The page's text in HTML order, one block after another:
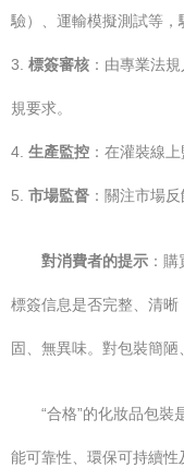
驗）、運輸模擬測試等，
3. 標簽審核 ：由專業法
規要求。
4. 生產監控 ：在灌裝線
5. 市場監督 ：關注市場
對消費者的提示 ：
標簽信息是否完整、清
固、無異味。對包裝簡陋
“合格”的化妝品包裝
能可靠性、環保可持續